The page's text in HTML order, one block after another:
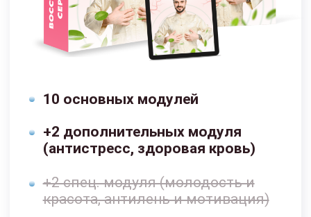
19 700 руб
39 400 РУБ
Оформить заявку